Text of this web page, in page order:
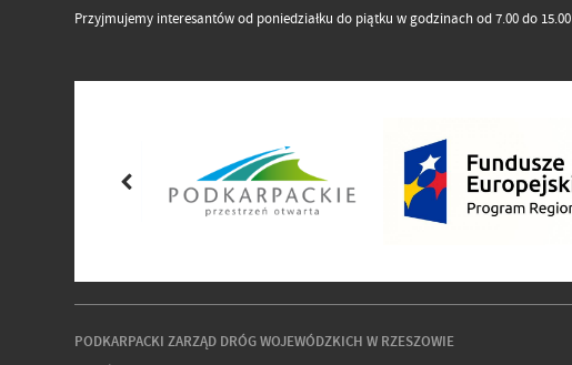
Przyjmujemy interesantów od poniedziałku do piątku w godzinach od 7.00 do 15.00
PODKARPACKI ZARZĄD DRÓG WOJEWÓDZKICH W RZESZOWIE